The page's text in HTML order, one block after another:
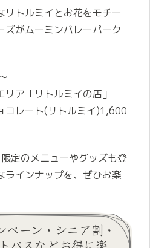
リトルミイとお花をモチー
ズがムーミンバレーパーク
ア「リトルミイの店」
コレート(リトルミイ)1,600
限定のメニューやグッズも登
ラインナップを、ぜひお楽
ペーン・シニア割・